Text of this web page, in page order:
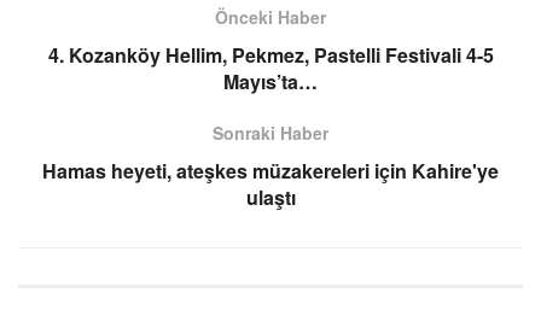
Önceki Haber
4. Kozanköy Hellim, Pekmez, Pastelli Festivali 4-5
Mayıs’ta…
Sonraki Haber
Hamas heyeti, ateşkes müzakereleri için Kahire'ye
ulaştı